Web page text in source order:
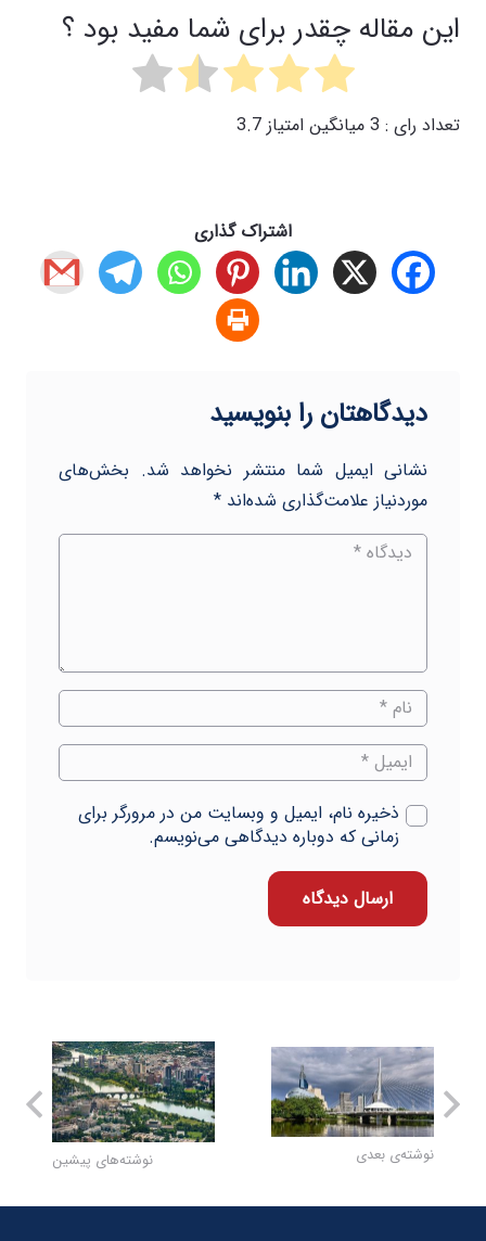
این مقاله چقدر برای شما مفید بود ؟
تعداد رای : 3 میانگین امتیاز 3.7
اشتراک گذاری
دیدگاهتان را بنویسید
نشانی ایمیل شما منتشر نخواهد شد. بخش‌های
موردنیاز علامت‌گذاری شده‌اند *
ذخیره نام، ایمیل و وبسایت من در مرورگر برای
زمانی که دوباره دیدگاهی می‌نویسم.
ارسال دیدگاه
نوشته‌های پیشین نوشته‌ی بعدی